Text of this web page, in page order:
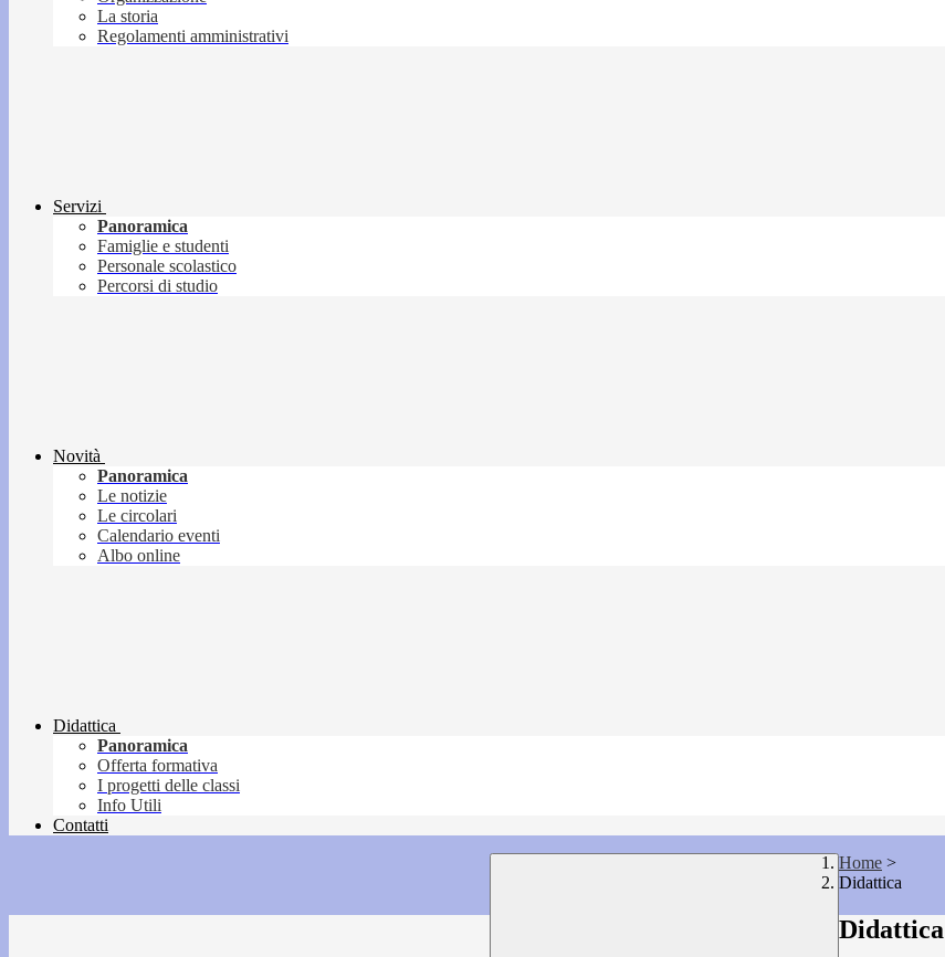
La storia
Regolamenti amministrativi
Servizi
Panoramica
Famiglie e studenti
Personale scolastico
Percorsi di studio
Novità
Panoramica
Le notizie
Le circolari
Calendario eventi
Albo online
Didattica
Panoramica
Offerta formativa
I progetti delle classi
Info Utili
Contatti
Home >
Didattica
Didattica